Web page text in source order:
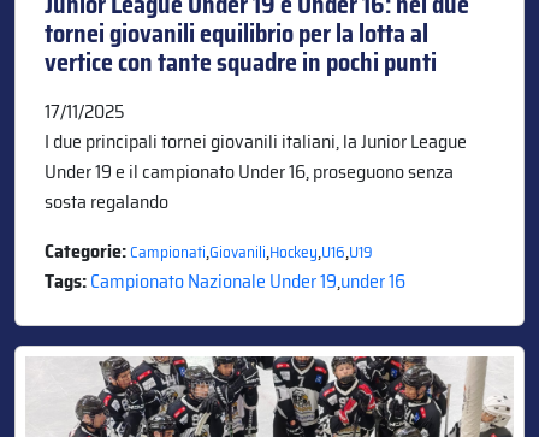
tornei giovanili equilibrio per la lotta al
vertice con tante squadre in pochi punti
17/11/2025
I due principali tornei giovanili italiani, la Junior League
Under 19 e il campionato Under 16, proseguono senza
sosta regalando
Categorie:Campionati,Giovanili,Hockey,U16,U19
Tags:Campionato Nazionale Under 19,under 16